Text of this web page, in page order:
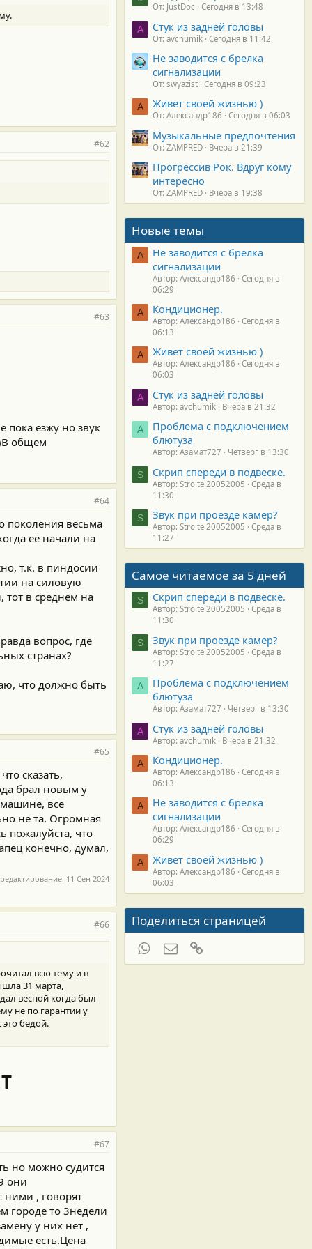
#62
#63
пока езжу но звук
общем
#64
поколения весьма
её начали на
т.к. в пиндосии
на силовую
тот в среднем на
вопрос, где
странах?
что должно быть
#65
сказать,
брал новым у
все
не та. Огромная
пожалуйста, что
конечно, думал,
11 Сен 2024
#66
всю тему и в
31 марта,
весной когда был
не по гарантии у
бедой.
#67
но можно судится
они
ними , говорят
городе то 3недели
у них нет ,
есть.Цена
От: JustDoc Сегодня в 13:48
A Стук из задней головы
От: avchumik Сегодня в 11:42
Не заводится с брелка
сигнализации
От: swyazist Сегодня в 09:23
А Живет своей жизнью )
От: Александр186 Сегодня в 06:03
Музыкальные предпочтения
От: ZAMPRED Вчера в 21:39
Прогрессив Рок. Вдруг кому
интересно
От: ZAMPRED Вчера в 19:38
Новые темы
А
Не заводится с брелка
сигнализации
Автор: Александр186
Сегодня в
06:29
А Кондиционер.
Автор: Александр186
Сегодня в
06:13
А Живет своей жизнью )
Автор: Александр186
Сегодня в
06:03
A Стук из задней головы
Автор: avchumik Вчера в 21:32
А
Проблема с подключением
блютуза
Автор: Азамат727 Четверг в 13:30
S Скрип спереди в подвеске.
Автор: Stroitel20052005
Среда в
11:30
S Звук при проезде камер?
Автор: Stroitel20052005
Среда в
11:27
Самое читаемое за 5 дней
S Скрип спереди в подвеске.
Автор: Stroitel20052005
Среда в
11:30
S Звук при проезде камер?
Автор: Stroitel20052005
Среда в
11:27
А
Проблема с подключением
блютуза
Автор: Азамат727 Четверг в 13:30
A Стук из задней головы
Автор: avchumik Вчера в 21:32
А Кондиционер.
Автор: Александр186
Сегодня в
06:13
А
Не заводится с брелка
сигнализации
Автор: Александр186
Сегодня в
06:29
А Живет своей жизнью )
Автор: Александр186
Сегодня в
06:03
Поделиться страницей
WhatsAppЭлектронная почта